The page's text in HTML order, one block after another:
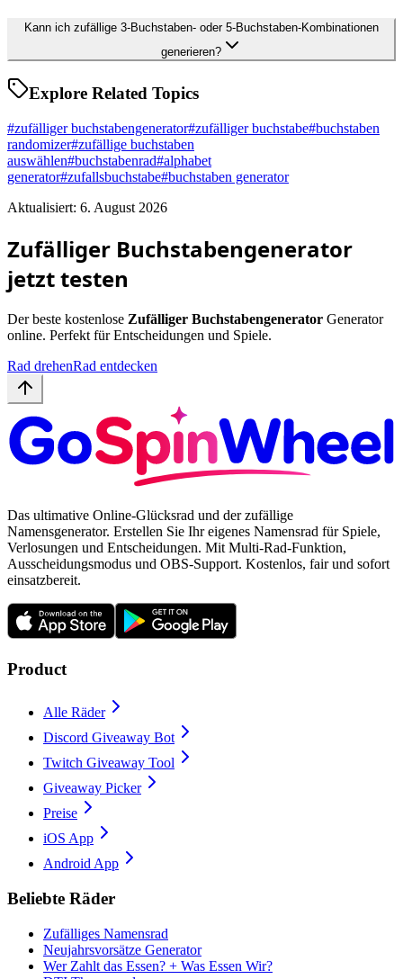
Kann ich zufällige 3-Buchstaben- oder 5-Buchstaben-Kombinationen
generieren?
Explore Related Topics
#zufälliger buchstabengenerator#zufälliger buchstabe#buchstaben
randomizer#zufällige buchstaben
auswählen#buchstabenrad#alphabet
generator#zufallsbuchstabe#buchstaben generator
Aktualisiert: 6. August 2026
Zufälliger Buchstabengenerator
jetzt testen
Der beste kostenlose Zufälliger Buchstabengenerator Generator
online. Perfekt für Entscheidungen und Spiele.
Rad drehenRad entdecken
Das ultimative Online-Glücksrad und der zufällige
Namensgenerator. Erstellen Sie Ihr eigenes Namensrad für Spiele,
Verlosungen und Entscheidungen. Mit Multi-Rad-Funktion,
Ausscheidungsmodus und OBS-Support. Kostenlos, fair und sofort
einsatzbereit.
Product
Alle Räder
Discord Giveaway Bot
Twitch Giveaway Tool
Giveaway Picker
Preise
iOS App
Android App
Beliebte Räder
Zufälliges Namensrad
Neujahrsvorsätze Generator
Wer Zahlt das Essen? + Was Essen Wir?